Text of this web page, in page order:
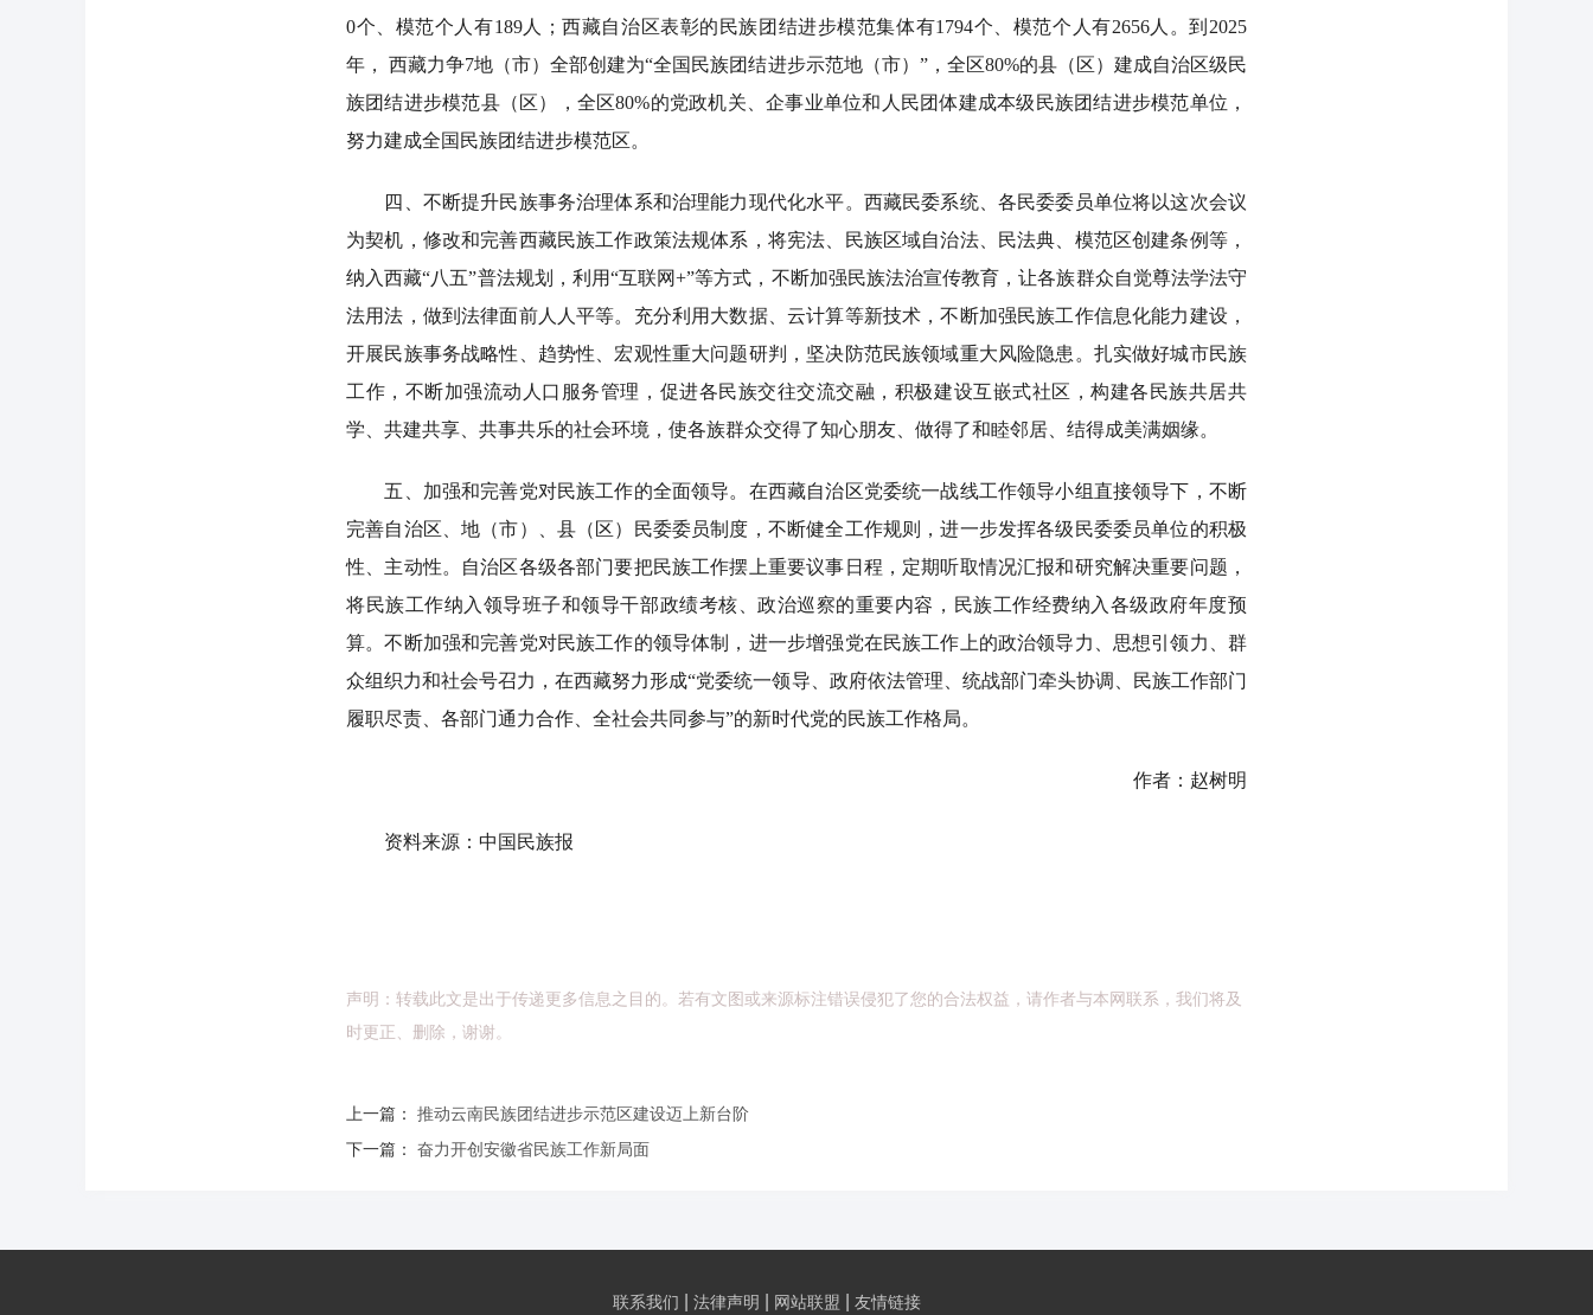
0个、模范个人有189人；西藏自治区表彰的民族团结进步模范集体有1794个、模范个人有2656人。到2025
年， 西藏力争7地（市）全部创建为“全国民族团结进步示范地（市）”，全区80%的县（区）建成自治区级民
族团结进步模范县（区），全区80%的党政机关、企事业单位和人民团体建成本级民族团结进步模范单位，
努力建成全国民族团结进步模范区。
四、不断提升民族事务治理体系和治理能力现代化水平。西藏民委系统、各民委委员单位将以这次会议
为契机，修改和完善西藏民族工作政策法规体系，将宪法、民族区域自治法、民法典、模范区创建条例等，
纳入西藏“八五”普法规划，利用“互联网+”等方式，不断加强民族法治宣传教育，让各族群众自觉尊法学法守
法用法，做到法律面前人人平等。充分利用大数据、云计算等新技术，不断加强民族工作信息化能力建设，
开展民族事务战略性、趋势性、宏观性重大问题研判，坚决防范民族领域重大风险隐患。扎实做好城市民族
工作，不断加强流动人口服务管理，促进各民族交往交流交融，积极建设互嵌式社区，构建各民族共居共
学、共建共享、共事共乐的社会环境，使各族群众交得了知心朋友、做得了和睦邻居、结得成美满姻缘。
五、加强和完善党对民族工作的全面领导。在西藏自治区党委统一战线工作领导小组直接领导下，不断
完善自治区、地（市）、县（区）民委委员制度，不断健全工作规则，进一步发挥各级民委委员单位的积极
性、主动性。自治区各级各部门要把民族工作摆上重要议事日程，定期听取情况汇报和研究解决重要问题，
将民族工作纳入领导班子和领导干部政绩考核、政治巡察的重要内容，民族工作经费纳入各级政府年度预
算。不断加强和完善党对民族工作的领导体制，进一步增强党在民族工作上的政治领导力、思想引领力、群
众组织力和社会号召力，在西藏努力形成“党委统一领导、政府依法管理、统战部门牵头协调、民族工作部门
履职尽责、各部门通力合作、全社会共同参与”的新时代党的民族工作格局。
作者：赵树明
资料来源：中国民族报
声明：转载此文是出于传递更多信息之目的。若有文图或来源标注错误侵犯了您的合法权益，请作者与本网联系，我们将及
时更正、删除，谢谢。
上一篇： 推动云南民族团结进步示范区建设迈上新台阶
下一篇： 奋力开创安徽省民族工作新局面
联系我们 法律声明 网站联盟 友情链接